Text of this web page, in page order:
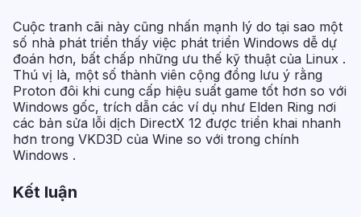
Cuộc tranh cãi này cũng nhấn mạnh lý do tại sao một
số nhà phát triển thấy việc phát triển Windows dễ dự
đoán hơn, bất chấp những ưu thế kỹ thuật của Linux .
Thú vị là, một số thành viên cộng đồng lưu ý rằng
Proton đôi khi cung cấp hiệu suất game tốt hơn so với
Windows gốc, trích dẫn các ví dụ như Elden Ring nơi
các bản sửa lỗi dịch DirectX 12 được triển khai nhanh
hơn trong VKD3D của Wine so với trong chính
Windows .
Kết luận